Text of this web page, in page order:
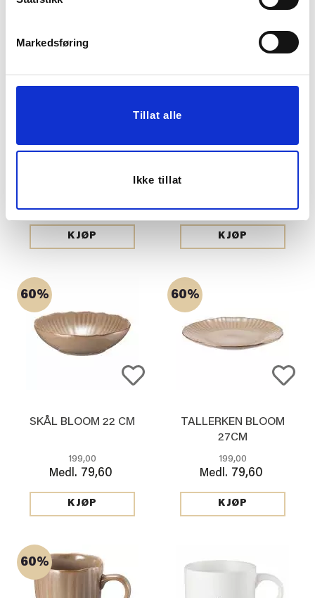
Markedsføring
Tillat alle
Ikke tillat
TALLERKEN BLOOM 20
Medl.51,60
KJØP
KOPP BLOOM
Medl.39,96
KJØP
60%
SKÅL BLOOM 22 CM
199,00
Medl. 79,60
KJØP
60%
TALLERKEN BLOOM
27CM
199,00
Medl. 79,60
KJØP
60%